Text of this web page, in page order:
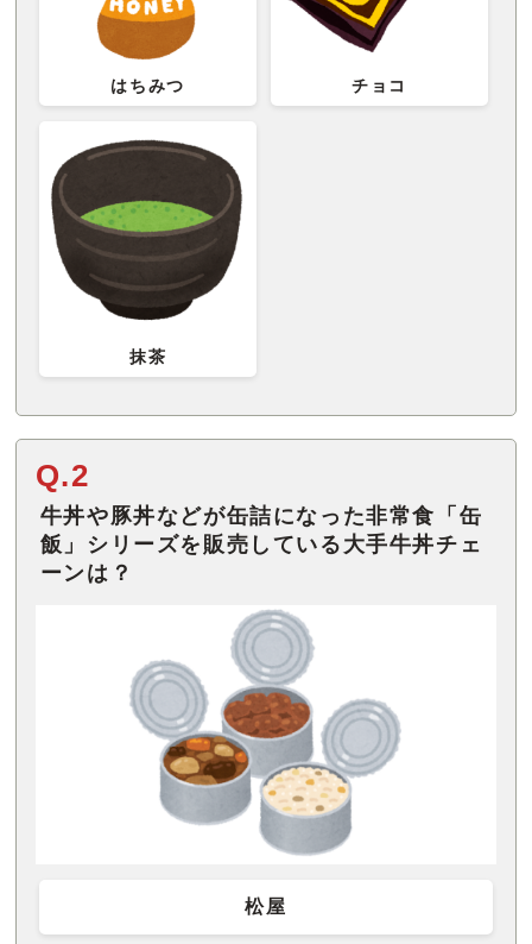
はちみつ チョコ
抹茶
Q.2
牛丼や豚丼などが缶詰になった非常食「缶
飯」シリーズを販売している大手牛丼チェ
ーンは？
松屋